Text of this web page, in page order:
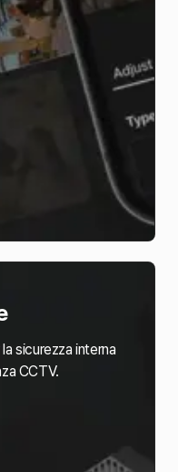
sicurezza interna
CCTV.